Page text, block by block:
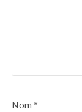
Nom *